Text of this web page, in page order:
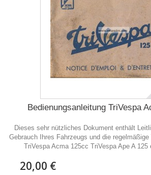
Bedienungsanleitung TriVespa
Dieses sehr nützliches Dokument enthält
Gebrauch Ihres Fahrzeugs und die
TriVespa Acma 125cc TriVespa Ape A 125
20,00 €